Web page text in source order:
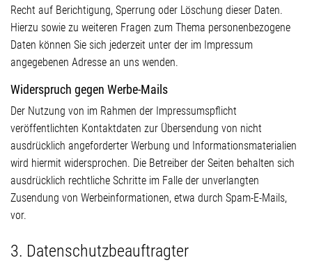
Recht auf Berichtigung, Sperrung oder Löschung dieser Daten.
Hierzu sowie zu weiteren Fragen zum Thema personenbezogene
Daten können Sie sich jederzeit unter der im Impressum
angegebenen Adresse an uns wenden.
Widerspruch gegen Werbe-Mails
Der Nutzung von im Rahmen der Impressumspflicht
veröffentlichten Kontaktdaten zur Übersendung von nicht
ausdrücklich angeforderter Werbung und Informationsmaterialien
wird hiermit widersprochen. Die Betreiber der Seiten behalten sich
ausdrücklich rechtliche Schritte im Falle der unverlangten
Zusendung von Werbeinformationen, etwa durch Spam-E-Mails,
vor.
3. Datenschutzbeauftragter